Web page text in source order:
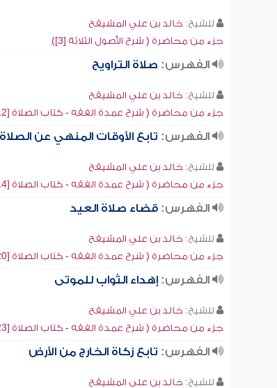
للشيخ: خالد بن علي المشيقح
جزء من محاضرة ( شرح الأصول الثلاثة [3])
الفهرس: صلاة التراويح
للشيخ: خالد بن علي المشيقح
جزء من محاضرة ( شرح عمدة الفقه - كتاب الصلاة [12])
الفهرس: تابع الأوقات المنهي عن
للشيخ: خالد بن علي المشيقح
جزء من محاضرة ( شرح عمدة الفقه - كتاب الصلاة [14])
الفهرس:قضاء صلاة العيد
للشيخ: خالد بن علي المشيقح
جزء من محاضرة ( شرح عمدة الفقه - كتاب الصلاة [20])
الفهرس:إهداء الثواب للموتى
للشيخ: خالد بن علي المشيقح
جزء من محاضرة ( شرح عمدة الفقه - كتاب الصلاة [23])
الفهرس: تابع زكاة الخارج من الأرض
للشيخ: خالد بن علي المشيقح